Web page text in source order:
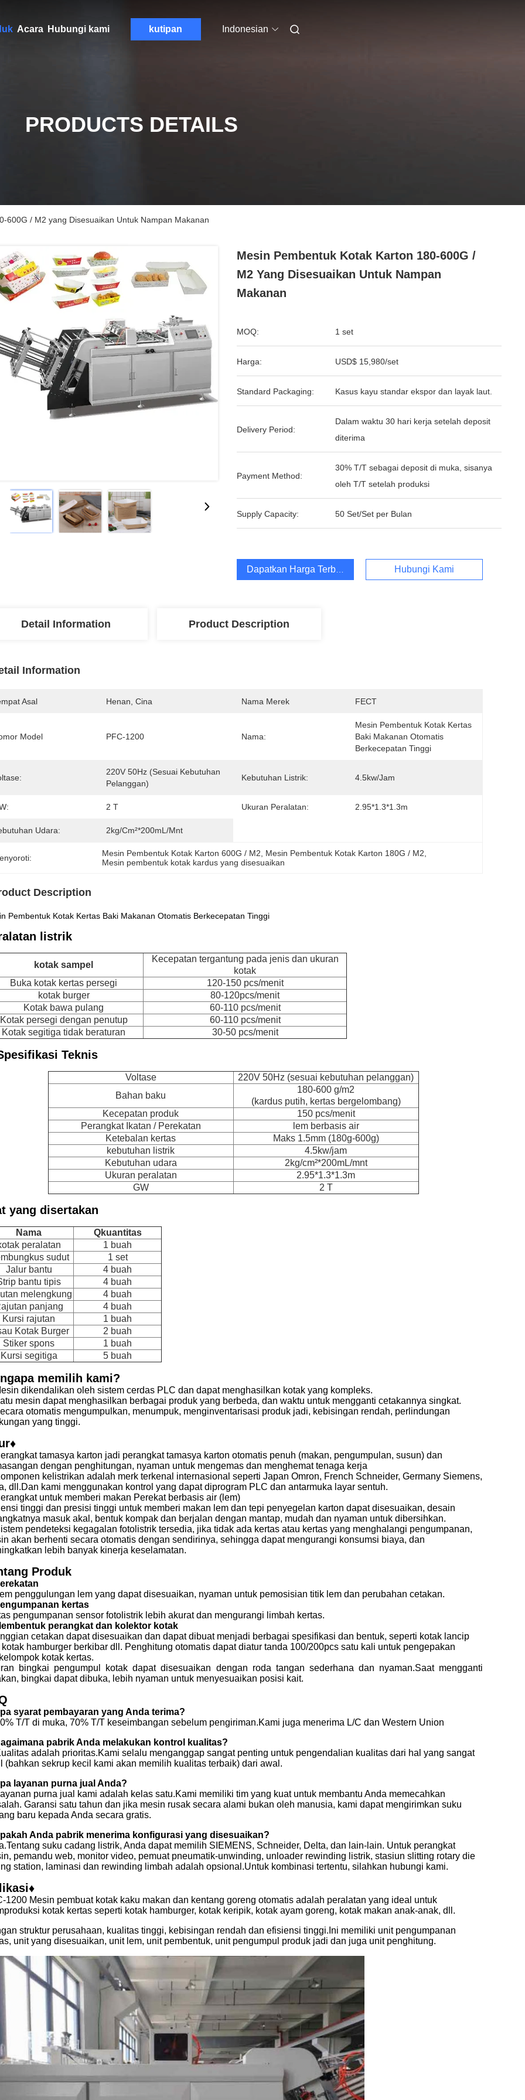
Acara Hubungi kami kutipan Indonesian
PRODUCTS DETAILS
600G / M2 yang Disesuaikan Untuk Nampan Makanan
Mesin Pembentuk Kotak Karton 180-600G /
M2 Yang Disesuaikan Untuk Nampan
Makanan
MOQ: 1 set
Harga: USD$ 15,980/set
Standard Packaging: Kasus kayu standar ekspor dan layak laut.
Delivery Period:
Dalam waktu 30 hari kerja setelah deposit
diterima
Payment Method:
30% T/T sebagai deposit di muka, sisanya
oleh T/T setelah produksi
Supply Capacity: 50 Set/Set per Bulan
Dapatkan Harga Terbaik Hubungi Kami
Detail Information Product Description
Information
Asal Henan, Cina Nama Merek FECT
Model PFC-1200 Nama:
Mesin Pembentuk Kotak Kertas
Baki Makanan Otomatis
Berkecepatan Tinggi
220V 50Hz (sesuai Kebutuhan
Pelanggan)
Kebutuhan Listrik: 4.5kw/jam
2 T Ukuran Peralatan: 2.95*1.3*1.3m
Udara: 2kg/cm²*200mL/mnt
Mesin Pembentuk Kotak Karton 600G / M2 Mesin Pembentuk Kotak Karton 180G / M2
Mesin pembentuk kotak kardus yang disesuaikan
Description
Pembentuk Kotak Kertas Baki Makanan Otomatis Berkecepatan Tinggi
listrik
kotak sampel
Kecepatan tergantung pada jenis dan ukuran
kotak
Buka kotak kertas persegi
120-150 pcs/menit
kotak burger
80-120pcs/menit
Kotak bawa pulang
60-110 pcs/menit
Kotak persegi dengan penutup
60-110 pcs/menit
Kotak segitiga tidak beraturan
30-50 pcs/menit
Teknis
Voltase
220V 50Hz (sesuai kebutuhan pelanggan)
Bahan baku
180-600 g/m2
(kardus putih, kertas bergelombang)
Kecepatan produk
150 pcs/menit
Perangkat Ikatan / Perekatan
lem berbasis air
Ketebalan kertas
Maks 1.5mm (180g-600g)
kebutuhan listrik
4.5kw/jam
Kebutuhan udara
2kg/cm²*200mL/mnt
Ukuran peralatan
2.95*1.3*1.3m
GW
2 T
yang disertakan
Nama Qkuantitas
peralatan
1 buah
sudut
1 set
Jalur bantu
4 buah
bantu tipis
4 buah
melengkung
4 buah
panjang
4 buah
Kursi rajutan
1 buah
Kotak Burger
2 buah
Stiker spons
1 buah
Kursi segitiga
5 buah
memilih kami?
dikendalikan oleh sistem cerdas PLC dan dapat menghasilkan kotak yang kompleks.
mesin dapat menghasilkan berbagai produk yang berbeda, dan waktu untuk mengganti cetakannya singkat.
otomatis mengumpulkan, menumpuk, menginventarisasi produk jadi, kebisingan rendah, perlindungan
yang tinggi.
tamasya karton jadi perangkat tamasya karton otomatis penuh (makan, pengumpulan, susun) dan
dengan penghitungan, nyaman untuk mengemas dan menghemat tenaga kerja
kelistrikan adalah merk terkenal internasional seperti Japan Omron, French Schneider, Germany Siemens,
dll.Dan kami menggunakan kontrol yang dapat diprogram PLC dan antarmuka layar sentuh.
untuk memberi makan Perekat berbasis air (lem)
tinggi dan presisi tinggi untuk memberi makan lem dan tepi penyegelan karton dapat disesuaikan, desain
masuk akal, bentuk kompak dan berjalan dengan mantap, mudah dan nyaman untuk dibersihkan.
pendeteksi kegagalan fotolistrik tersedia, jika tidak ada kertas atau kertas yang menghalangi pengumpanan,
akan berhenti secara otomatis dengan sendirinya, sehingga dapat mengurangi konsumsi biaya, dan
lebih banyak kinerja keselamatan.
Produk
penggulungan lem yang dapat disesuaikan, nyaman untuk pemosisian titik lem dan perubahan cetakan.
kertas
pengumpanan sensor fotolistrik lebih akurat dan mengurangi limbah kertas.
perangkat dan kolektor kotak
cetakan dapat disesuaikan dan dapat dibuat menjadi berbagai spesifikasi dan bentuk, seperti kotak lancip
hamburger berkibar dll. Penghitung otomatis dapat diatur tanda 100/200pcs satu kali untuk pengepakan
kotak kertas.
bingkai pengumpul kotak dapat disesuaikan dengan roda tangan sederhana dan nyaman.Saat mengganti
bingkai dapat dibuka, lebih nyaman untuk menyesuaikan posisi kait.
syarat pembayaran yang Anda terima?
T/T di muka, 70% T/T keseimbangan sebelum pengiriman.Kami juga menerima L/C dan Western Union
pabrik Anda melakukan kontrol kualitas?
adalah prioritas.Kami selalu menganggap sangat penting untuk pengendalian kualitas dari hal yang sangat
(bahkan sekrup kecil kami akan memilih kualitas terbaik) dari awal.
layanan purna jual Anda?
purna jual kami adalah kelas satu.Kami memiliki tim yang kuat untuk membantu Anda memecahkan
Garansi satu tahun dan jika mesin rusak secara alami bukan oleh manusia, kami dapat mengirimkan suku
baru kepada Anda secara gratis.
Anda pabrik menerima konfigurasi yang disesuaikan?
suku cadang listrik, Anda dapat memilih SIEMENS, Schneider, Delta, dan lain-lain. Untuk perangkat
pemandu web, monitor video, pemuat pneumatik-unwinding, unloader rewinding listrik, stasiun slitting rotary die
station, laminasi dan rewinding limbah adalah opsional.Untuk kombinasi tertentu, silahkan hubungi kami.
1200 Mesin pembuat kotak kaku makan dan kentang goreng otomatis adalah peralatan yang ideal untuk
kotak kertas seperti kotak hamburger, kotak keripik, kotak ayam goreng, kotak makan anak-anak, dll.
struktur perusahaan, kualitas tinggi, kebisingan rendah dan efisiensi tinggi.Ini memiliki unit pengumpanan
unit yang disesuaikan, unit lem, unit pembentuk, unit pengumpul produk jadi dan juga unit penghitung.